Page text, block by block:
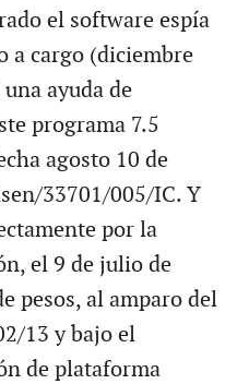
el software espía
a cargo (diciembre
ayuda de
programa 7.5
agosto 10 de
33701/005/IC. Y
por la
el 9 de julio de
pesos, al amparo del
13 y bajo el
de plataforma